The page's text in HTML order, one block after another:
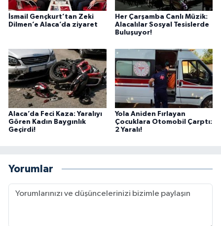
İsmail Gençkurt’tan Zeki
Dilmen’e Alaca’da ziyaret
Her Çarşamba Canlı Müzik:
Alacalılar Sosyal Tesislerde
Buluşuyor!
Alaca’da Feci Kaza: Yaralıyı
Gören Kadın Baygınlık
Geçirdi!
Yola Aniden Fırlayan
Çocuklara Otomobil Çarptı:
2 Yaralı!
Yorumlar